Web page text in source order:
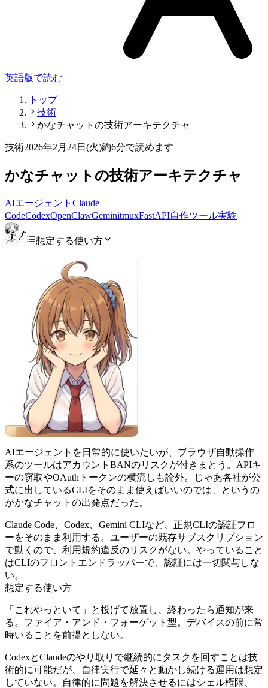
英語版で読む
トップ
技術
かなチャットの技術アーキテクチャ
技術2026年2月24日(火)約6分で読めます
かなチャットの技術アーキテクチャ
AIエージェント Claude
CodeCodexOpenClawGeminitmuxFastAPI自作ツール実験
想定する使い方
AIエージェントを日常的に使いたいが、ブラウザ自動操作
系のツールはアカウントBANのリスクが付きまとう。APIキ
ーの窃取やOAuthトークンの横流しも論外。じゃあ各社が公
式に出しているCLIをそのまま使えばいいのでは、というの
がかなチャットの出発点だった。
Claude Code、Codex、Gemini CLIなど、正規CLIの認証フロ
ーをそのまま利用する。ユーザーの既存サブスクリプション
で動くので、利用規約違反のリスクがない。やっていること
はCLIのフロントエンドラッパーで、認証には一切関与しな
い。
想定する使い方
「これやっといて」と投げて放置し、終わったら通知が来
る。ファイア・アンド・フォーゲット型。デバイスの前に常
時いることを前提としない。
CodexとClaudeのやり取りで継続的にタスクを回すことは技
術的に可能だが、自律実行で延々と動かし続ける運用は想定
していない。自律的に問題を解決させるにはシェル権限、